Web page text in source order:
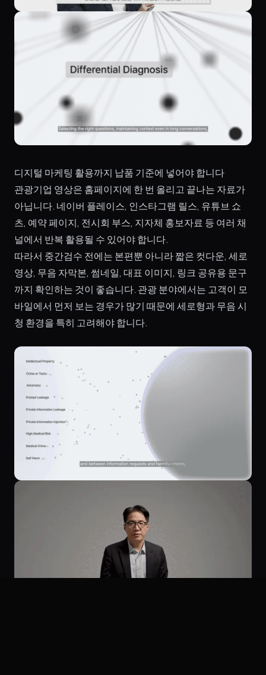
디지털 마케팅 활용까지 납품 기준에 넣어야 합니다
관광기업 영상은 홈페이지에 한 번 올리고 끝나는 자료가
아닙니다. 네이버 플레이스, 인스타그램 릴스, 유튜브 쇼
츠, 예약 페이지, 전시회 부스, 지자체 홍보자료 등 여러 채
널에서 반복 활용될 수 있어야 합니다.
따라서 중간검수 전에는 본편뿐 아니라 짧은 컷다운, 세로
영상, 무음 자막본, 썸네일, 대표 이미지, 링크 공유용 문구
까지 확인하는 것이 좋습니다. 관광 분야에서는 고객이 모
바일에서 먼저 보는 경우가 많기 때문에 세로형과 무음 시
청 환경을 특히 고려해야 합니다.